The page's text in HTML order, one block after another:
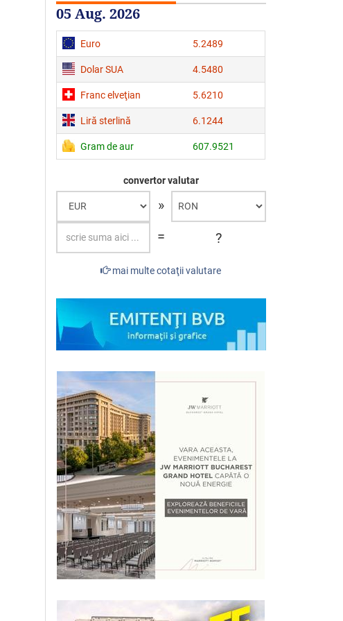
05 Aug. 2026
Euro 5.2489
Dolar SUA 4.5480
Franc elveţian 5.6210
Liră sterlină 6.1244
Gram de aur 607.9521
convertor valutar
»
=
?
mai multe cotaţii valutare